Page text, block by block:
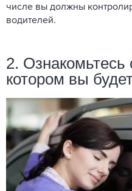
числе вы должны
водителей.
2.
котором вы